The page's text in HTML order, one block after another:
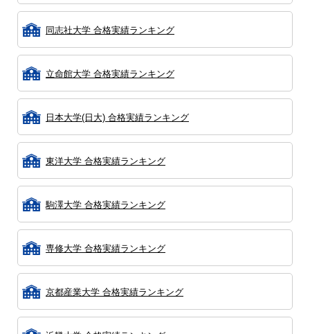
同志社大学 合格実績ランキング
立命館大学 合格実績ランキング
日本大学(日大) 合格実績ランキング
東洋大学 合格実績ランキング
駒澤大学 合格実績ランキング
専修大学 合格実績ランキング
京都産業大学 合格実績ランキング